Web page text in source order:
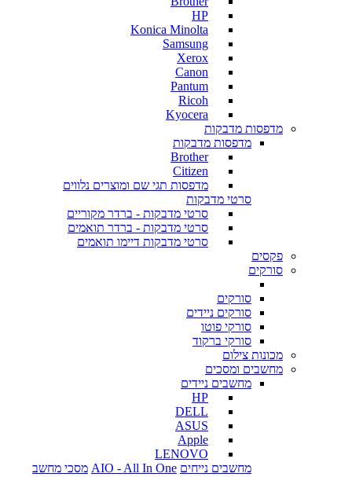
HP
Konica Minolta
Samsung
Xerox
Canon
Pantum
Ricoh
Kyocera
מדפסות מדבקות
מדפסות מדבקות
Brother
Citizen
מדפסות תגי שם ומוצרים נלווים
סרטי מדבקות
סרטי מדבקות - ברדר מקוריים
סרטי מדבקות - ברדר תואמים
סרטי מדבקות דיימו תואמים
פקסים
סורקים
סורקים
סורקים ניידים
סורקי פוטו
סורקי ברקוד
מכונות צילום
מחשבים ומסכים
מחשבים ניידים
HP
DELL
ASUS
Apple
LENOVO
מחשבים נייחים AIO - All In One מסכי מחשב